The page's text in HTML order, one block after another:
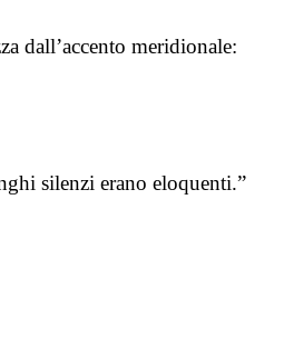
dall’accento meridionale:
silenzi erano eloquenti.”